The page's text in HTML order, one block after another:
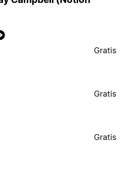
Gratis
Gratis
Gratis